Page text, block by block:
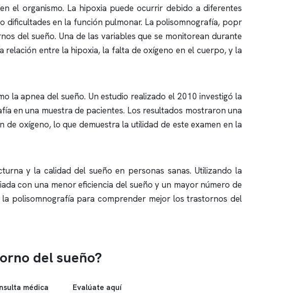
el organismo. La hipoxia puede ocurrir debido a diferentes
dificultades en la función pulmonar. La polisomnografía, popr
del sueño. Una de las variables que se monitorean durante
relación entre la hipoxia, la falta de oxígeno en el cuerpo, y la
laapnea del sueño. Un estudio realizado el 2010 investigó la
en una muestra de pacientes. Los resultados mostraron una
de oxígeno, lo que demuestra la utilidad de este examen en la
y la calidad del sueño en personas sanas. Utilizando la
con una menor eficiencia del sueño y un mayor número de
la polisomnografíapara comprender mejor los trastornos del
del sueño?
médica Evalúate aquí